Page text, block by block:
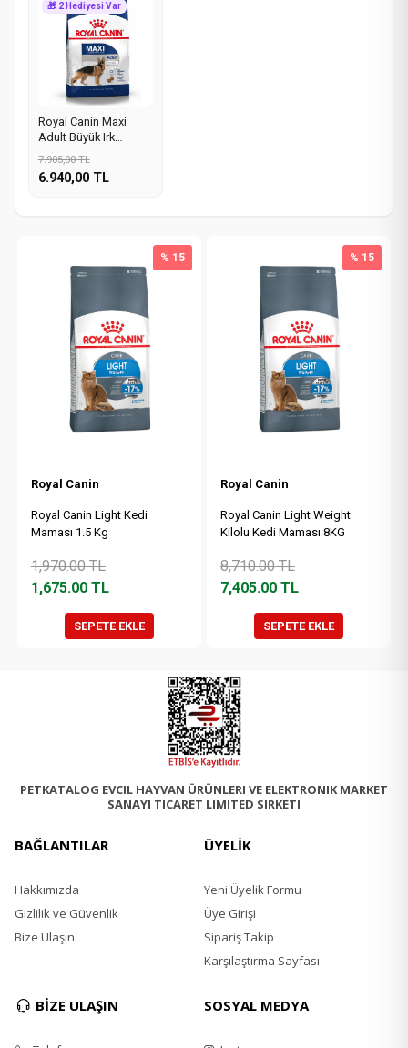
🎁 2 Hediyesi Var
Royal Canin Maxi
Adult Büyük Irk
Yetişkin Köpek
Maması 15Kg
7.905,00 TL
6.940,00 TL
Royal Canin
Royal Canin Light Kedi
Maması 1.5 Kg
1,970.00TL
1,675.00TL
% 15
SEPETE EKLE
Royal Canin
Royal Canin Light Weight
Kilolu Kedi Maması 8KG
8,710.00TL
7,405.00 TL
% 15
SEPETE EKLE
PETKATALOG EVCIL HAYVAN ÜRÜNLERI VE ELEKTRONIK MARKET
SANAYI TICARET LIMITED SIRKETI
BAĞLANTILAR
Hakkımızda
Gizlilik ve Güvenlik
Bize Ulaşın
ÜYELİK
Yeni Üyelik Formu
Üye Girişi
Sipariş Takip
Karşılaştırma Sayfası
BİZE ULAŞIN SOSYAL MEDYA